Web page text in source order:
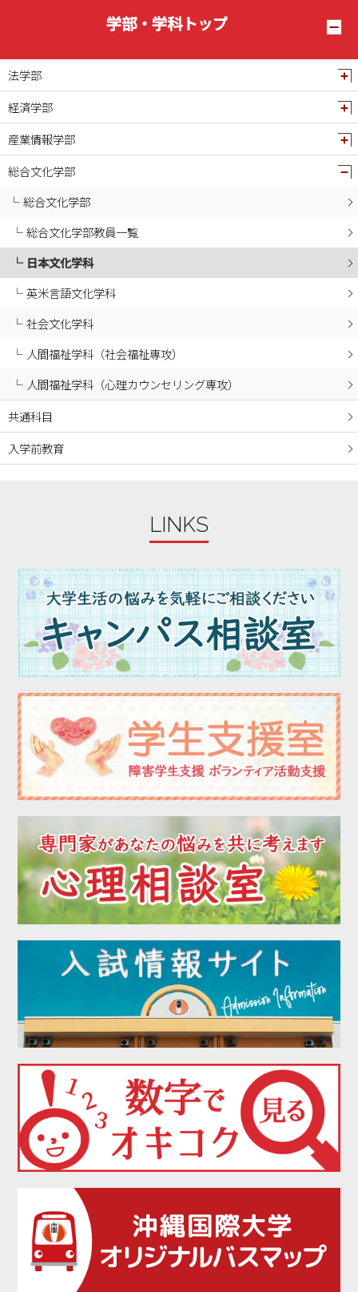
2024年12月
2024年11月
2024年10月
2024年09月
2024年08月
2024年05月
2024年04月
2024年03月
2024年02月
2023年12月
2023年11月
2023年10月
2023年09月
2023年08月
2023年03月
2023年02月
2023年01月
2022年12月
2022年09月
2022年08月
2022年05月
2022年04月
2022年03月
2022年02月
2021年12月
2021年09月
2021年07月
2021年06月
2021年05月
2021年04月
2021年02月
2021年01月
2020年12月
2020年11月
学部・学科トップ
法学部
経済学部
産業情報学部
総合文化学部
総合文化学部
総合文化学部教員一覧
日本文化学科
英米言語文化学科
社会文化学科
人間福祉学科（社会福祉専攻）
人間福祉学科（心理カウンセリング専攻）
共通科目
入学前教育
LINKS